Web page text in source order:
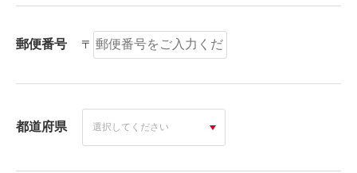
郵便番号 〒
都道府県